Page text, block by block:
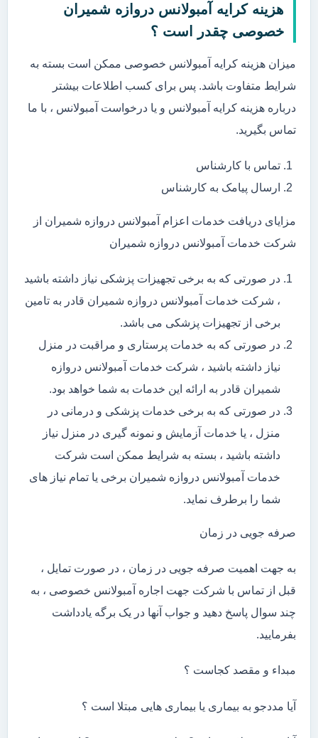
هزینه کرایه آمبولانس دروازه شمیران
خصوصی چقدر است ؟
میزان هزینه کرایه آمبولانس خصوصی ممکن است بسته به
شرایط متفاوت باشد. پس برای کسب اطلاعات بیشتر
درباره هزینه کرایه آمبولانس و یا درخواست آمبولانس ، با ما
تماس بگیرید.
تماس با کارشناس
ارسال پیامک به کارشناس
مزایای دریافت خدمات اعزام آمبولانس دروازه شمیران از
شرکت خدمات آمبولانس دروازه شمیران
در صورتی که به برخی تجهیزات پزشکی نیاز داشته باشید
، شرکت خدمات آمبولانس دروازه شمیران قادر به تامین
برخی از تجهیزات پزشکی می باشد.
در صورتی که به خدمات پرستاری و مراقبت در منزل
نیاز داشته باشید ، شرکت خدمات آمبولانس دروازه
شمیران قادر به ارائه این خدمات به شما خواهد بود.
در صورتی که به برخی خدمات پزشکی و درمانی در
منزل ، یا خدمات آزمایش و نمونه گیری در منزل نیاز
داشته باشید ، بسته به شرایط ممکن است شرکت
خدمات آمبولانس دروازه شمیران برخی یا تمام نیاز های
شما را برطرف نماید.
صرفه جویی در زمان
به جهت اهمیت صرفه جویی در زمان ، در صورت تمایل ،
قبل از تماس با شرکت جهت اجاره آمبولانس خصوصی ، به
چند سوال پاسخ دهید و جواب آنها در یک برگه یادداشت
بفرمایید.
مبداء و مقصد کجاست ؟
آیا مددجو به بیماری یا بیماری هایی مبتلا است ؟